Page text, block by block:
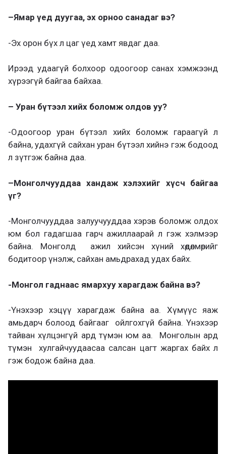
–Ямар үед дуугаа, эх орноо санадаг вэ?
-Эх орон бүх л цаг үед хамт явдаг даа.
Ирээд удаагүй болхоор одоогоор санах хэмжээнд
хүрээгүй байгаа байхаа.
– Уран бүтээл хийх боломж олдов уу?
-Одоогоор уран бүтээл хийх боломж гараагүй л
байна, удахгүй сайхан уран бүтээл хийнэ гэж бодоод
л зүтгэж байна даа.
–Монголчууддаа хандаж хэлэхийг хүсч байгаа
үг?
-Монголчууддаа залуучууддаа хэрэв боломж олдох
юм бол гадагшаа гарч ажиллаарай л гэж хэлмээр
байна. Монголд ажил хийсэн хүний хөдөлмөрийг
бодитоор үнэлж, сайхан амьдрахад удах байх.
-Монгол гаднаас ямархуу харагдаж байна вэ?
-Үнэхээр хэцүү харагдаж байна аа. Хүмүүс яаж
амьдарч болоод байгааг ойлгохгүй байна. Үнэхээр
тайван хүлцэнгүй ард түмэн юм аа. Монголын ард
түмэн хулгайчуудаасаа салсан цагт жаргах байх л
гэж бодож байна даа.